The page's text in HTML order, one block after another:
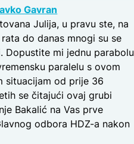
Gavran
Julija, u pravu ste, na
do danas mnogi su se
Dopustite mi jednu parabolu
paralelu s ovom
situacijam od prije 36
se čitajući ovaj grubi
Bakalić na Vas prve
odbora HDZ-a nakon